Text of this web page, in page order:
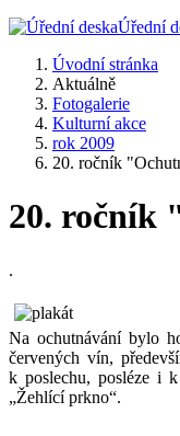
Úřední
Úvodní stránka
Aktuálně
Fotogalerie
Kulturní akce
rok 2009
20. ročník
20. ročník
.
Na ochutnávání bylo
červených vín,
k poslechu, posléze i
„Žehlící prkno“.